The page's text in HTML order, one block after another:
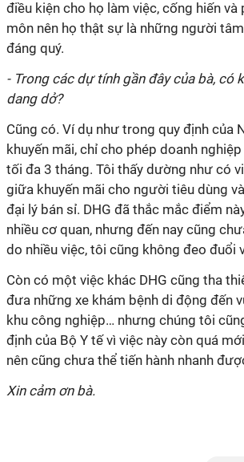
điều kiện cho họ làm việc, cống hiến và
môn nên họ thật sự là những người
đáng quý.
- Trong các dự tính gần đây của bà, có
dang dở?
Cũng có. Ví dụ như trong quy định của
khuyến mãi, chỉ cho phép doanh
tối đa 3 tháng. Tôi thấy dường như có
giữa khuyến mãi cho người tiêu dùng
đại lý bán sỉ. DHG đã thắc mắc điểm
nhiều cơ quan, nhưng đến nay cũng
do nhiều việc, tôi cũng không đeo đuổi
Còn có một việc khác DHG cũng tha
đưa những xe khám bệnh di động đến
khu công nghiệp… nhưng chúng tôi
định của Bộ Y tế vì việc này còn quá
nên cũng chưa thể tiến hành nhanh
Xin cảm ơn bà.